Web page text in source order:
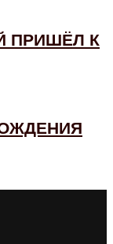
ПРИШЁЛ К